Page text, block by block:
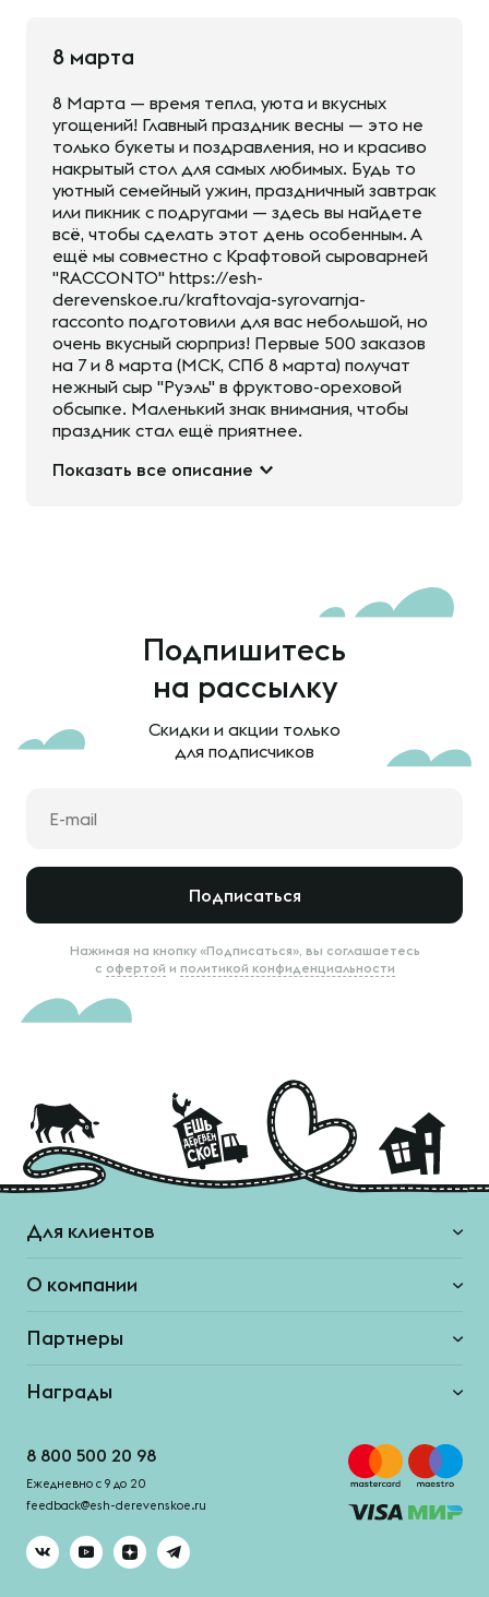
8 марта
8 Марта — время тепла, уюта и вкусных
угощений! Главный праздник весны — это не
только букеты и поздравления, но и красиво
накрытый стол для самых любимых. Будь то
уютный семейный ужин, праздничный завтрак
или пикник с подругами — здесь вы найдете
всё, чтобы сделать этот день особенным. А
ещё мы совместно с Крафтовой сыроварней
"RACCONTO" https://esh-
derevenskoe.ru/kraftovaja-syrovarnja-
racconto подготовили для вас небольшой, но
очень вкусный сюрприз! Первые 500 заказов
на 7 и 8 марта (МСК, СПб 8 марта) получат
нежный сыр "Руэль" в фруктово-ореховой
обсыпке. Маленький знак внимания, чтобы
праздник стал ещё приятнее.
Показать все описание
Подпишитесь
на рассылку
Скидки и акции только
для подписчиков
Подписаться
Нажимая на кнопку «Подписаться», вы соглашаетесь
с офертой и политикой конфиденциальности
Для клиентов
О компании
Партнеры
Награды
8 800 500 20 98
Ежедневно с 9 до 20
feedback@esh-derevenskoe.ru